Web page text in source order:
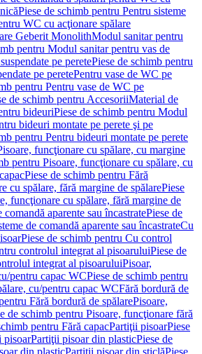
Piese de schimb pentru Pentru sisteme
WC cu acţionare spălare
Geberit MonolithModul sanitar pentru
pentru Modul sanitar pentru vas de
pe peretePiese de schimb pentru
pe peretePentru vase de WC pe
pentru Pentru vase de WC pe
de schimb pentru AccesoriiMaterial de
bideuriPiese de schimb pentru Modul
bideuri montate pe perete şi pe
pentru Pentru bideuri montate pe perete
funcţionare cu spălare, cu margine
pentru Pisoare, funcţionare cu spălare, cu
Piese de schimb pentru Fără
cu spălare, fără margine de spălarePiese
funcţionare cu spălare, fără margine de
comandă aparente sau încastratePiese de
de comandă aparente sau încastrateCu
Piese de schimb pentru Cu control
controlul integrat al pisoaruluiPiese de
integrat al pisoaruluiPisoar,
pentru capac WCPiese de schimb pentru
cu/pentru capac WCFără bordură de
Fără bordură de spălarePisoare,
de schimb pentru Pisoare, funcţionare fără
pentru Fără capacPartiţii pisoarPiese
pisoarPartiţii pisoar din plasticPiese de
din plasticPartiţii pisoar din sticlăPiese